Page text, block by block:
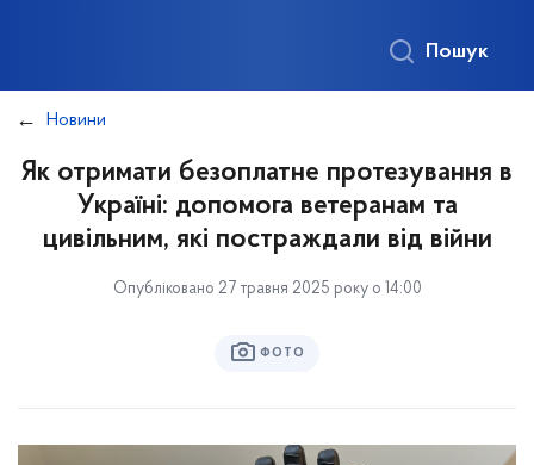
Пошук
Новини
Як отримати безоплатне протезування в
Україні: допомога ветеранам та
цивільним, які постраждали від війни
Опубліковано 27 травня 2025 року о 14:00
ФОТО